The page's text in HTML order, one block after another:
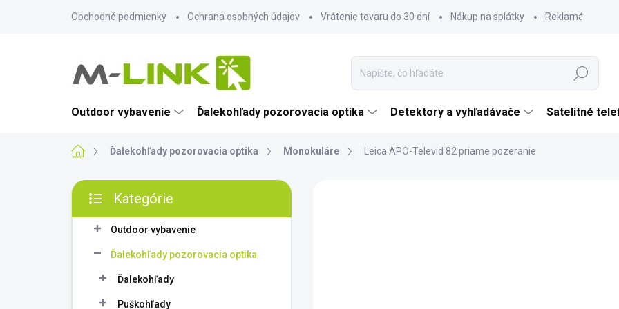
Obchodné podmienky Ochrana osobných údajov Vrátenie tovaru do 30 dní Nákup na splátky Reklamácia
Hľadať
Outdoor vybavenie Ďalekohľady pozorovacia optika Detektory a vyhľadávače Satelitné
DomovĎalekohľady pozorovacia optika Monokuláre Leica APO-Televid 82 priame pozeranie
B
č
kategórie
Kategórie
Outdoor vybavenie
Ďalekohľady pozorovacia optika
Ďalekohľady
Puškohľady